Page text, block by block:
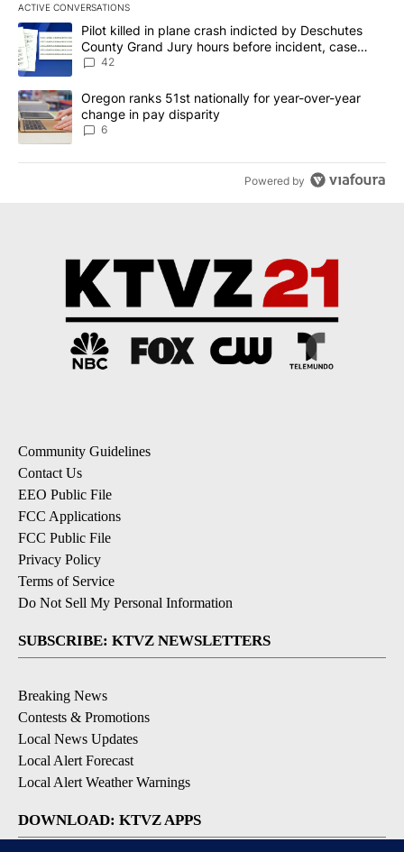
ACTIVE CONVERSATIONS
The following is a list of the most commented articles in the last
A trending article titled "Pilot killed in plane crash indicted by
Pilot killed in plane crash indicted by Deschutes
County Grand Jury hours before incident, case
dismissed following death
42
A trending article titled "Oregon ranks 51st nationally for year-
Oregon ranks 51st nationally for year-over-year
change in pay disparity
6
Powered by
Community Guidelines
Contact Us
EEO Public File
FCC Applications
FCC Public File
Privacy Policy
Terms of Service
Do Not Sell My Personal Information
SUBSCRIBE: KTVZ NEWSLETTERS
Breaking News
Contests & Promotions
Local News Updates
Local Alert Forecast
Local Alert Weather Warnings
DOWNLOAD: KTVZ APPS